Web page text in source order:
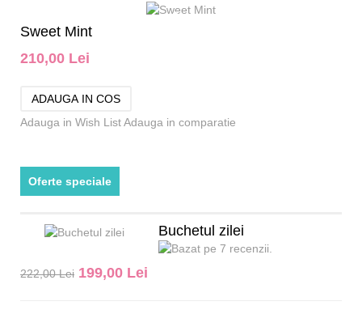
Sweet Mint
210,00 Lei
Adauga in Wish ListAdauga in comparatie
Oferte speciale
Buchetul zilei
222,00 Lei 199,00 Lei